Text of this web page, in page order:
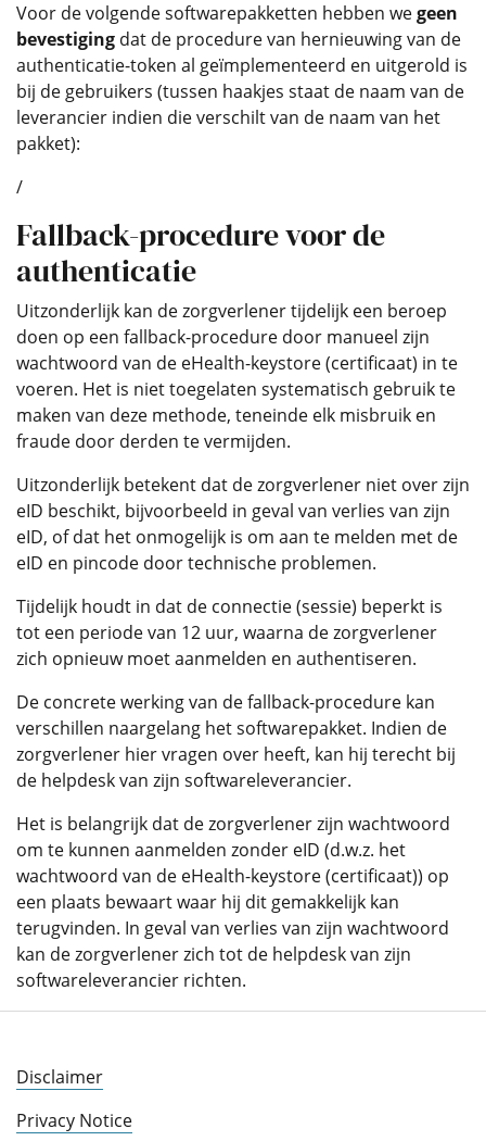
Voor de volgende softwarepakketten hebben wegeen
bevestiging dat de procedure van hernieuwing van de
authenticatie-token al geïmplementeerd en uitgerold is
bij de gebruikers (tussen haakjes staat de naam van de
leverancier indien die verschilt van de naam van het
pakket):
/
Fallback-procedure voor de
authenticatie
Uitzonderlijk kan de zorgverlener tijdelijk een beroep
doen op een fallback-procedure door manueel zijn
wachtwoord van de eHealth-keystore (certificaat) in te
voeren. Het is niet toegelaten systematisch gebruik te
maken van deze methode, teneinde elk misbruik en
fraude door derden te vermijden.
Uitzonderlijk betekent dat de zorgverlener niet over zijn
eID beschikt, bijvoorbeeld in geval van verlies van zijn
eID, of dat het onmogelijk is om aan te melden met de
eID en pincode door technische problemen.
Tijdelijk houdt in dat de connectie (sessie) beperkt is
tot een periode van 12 uur, waarna de zorgverlener
zich opnieuw moet aanmelden en authentiseren.
De concrete werking van de fallback-procedure kan
verschillen naargelang het softwarepakket. Indien de
zorgverlener hier vragen over heeft, kan hij terecht bij
de helpdesk van zijn softwareleverancier.
Het is belangrijk dat de zorgverlener zijn wachtwoord
om te kunnen aanmelden zonder eID (d.w.z. het
wachtwoord van de eHealth-keystore (certificaat)) op
een plaats bewaart waar hij dit gemakkelijk kan
terugvinden. In geval van verlies van zijn wachtwoord
kan de zorgverlener zich tot de helpdesk van zijn
softwareleverancier richten.
Disclaimer
Privacy Notice